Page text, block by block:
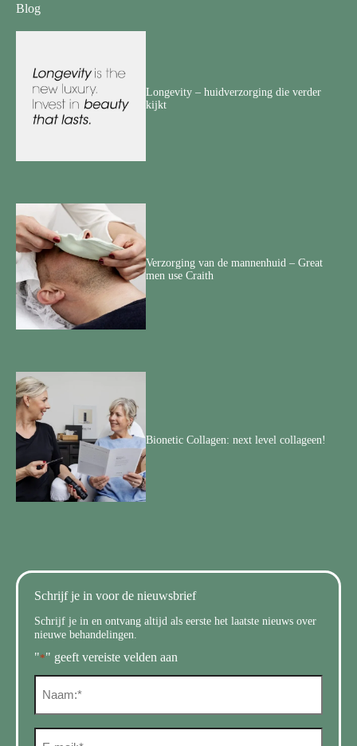
Blog
Longevity – huidverzorging die verder
kijkt
Verzorging van de mannenhuid – Great
men use Craith
Bionetic Collagen: next level collageen!
Schrijf je in voor de nieuwsbrief
Schrijf je in en ontvang altijd als eerste het laatste nieuws over
nieuwe behandelingen.
"*" geeft vereiste velden aan
N
E